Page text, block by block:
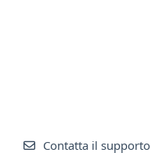
Contatta il supporto